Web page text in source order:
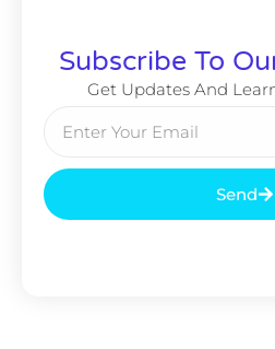
Subscribe To
Get Updates And
Send